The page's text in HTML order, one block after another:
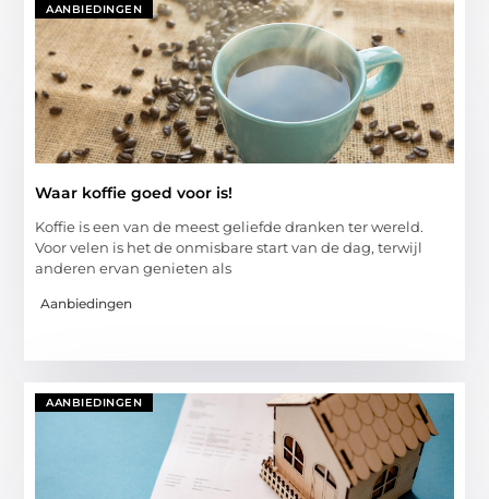
AANBIEDINGEN
Waar koffie goed voor is!
Koffie is een van de meest geliefde dranken ter wereld.
Voor velen is het de onmisbare start van de dag, terwijl
anderen ervan genieten als
Aanbiedingen
AANBIEDINGEN